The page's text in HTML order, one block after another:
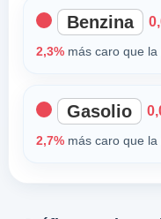
Benzina
2,3%más caro que la
Gasolio
2,7%más caro que la